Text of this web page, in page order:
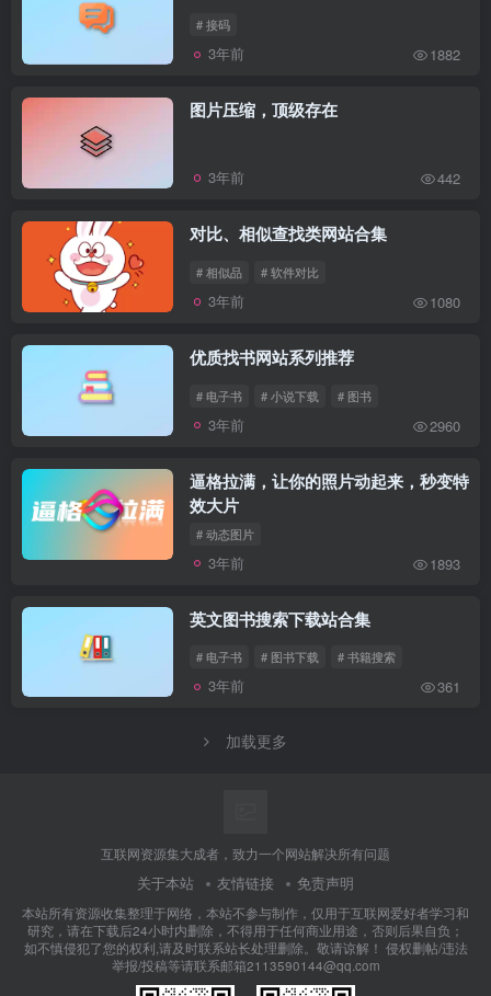
# 接码
3年前 1882
图片压缩，顶级存在
3年前 442
对比、相似查找类网站合集
# 相似品 # 软件对比
3年前 1080
优质找书网站系列推荐
# 电子书 # 小说下载 # 图书
3年前 2960
逼格拉满，让你的照片动起来，秒变特
效大片
# 动态图片
3年前 1893
英文图书搜索下载站合集
# 电子书 # 图书下载 # 书籍搜索
3年前 361
加载更多
互联网资源集大成者，致力一个网站解决所有问题
关于本站 友情链接 免责声明
本站所有资源收集整理于网络，本站不参与制作，仅用于互联网爱好者学习和
研究，请在下载后24小时内删除，不得用于任何商业用途，否则后果自负；
如不慎侵犯了您的权利,请及时联系站长处理删除。敬请谅解！ 侵权删帖/违法
举报/投稿等请联系邮箱2113590144@qq.com